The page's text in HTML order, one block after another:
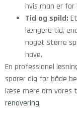
hvis man er
Tid og spild:
længere tid,
noget større
have.
En professionel
sparer dig for både
læse mere om vores
renovering.